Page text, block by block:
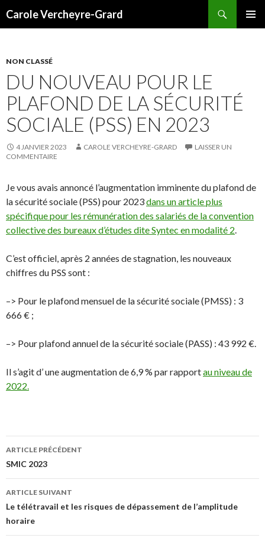
Carole Vercheyre-Grard
NON CLASSÉ
DU NOUVEAU POUR LE
PLAFOND DE LA SÉCURITÉ
SOCIALE (PSS) EN 2023
4 JANVIER 2023 CAROLE VERCHEYRE-GRARD
LAISSER UN
COMMENTAIRE
Je vous avais annoncé l’augmentation imminente du plafond de
la sécurité sociale (PSS) pour 2023dans un article plus
spécifique pour les rémunération des salariés de la convention
collective des bureaux d’études dite Syntec en modalité 2.
C’est officiel, après 2 années de stagnation, les nouveaux
chiffres du PSS sont :
–> Pour le plafond mensuel de la sécurité sociale (PMSS) : 3
666 € ;
–> Pour plafond annuel de la sécurité sociale (PASS) : 43 992 €.
Il s’agit d’ une augmentation de 6,9 % par rapportau niveau de
2022.
Navigation
des
articles
ARTICLE PRÉCÉDENT
SMIC 2023
ARTICLE SUIVANT
Le télétravail et les risques de dépassement de l’amplitude
horaire